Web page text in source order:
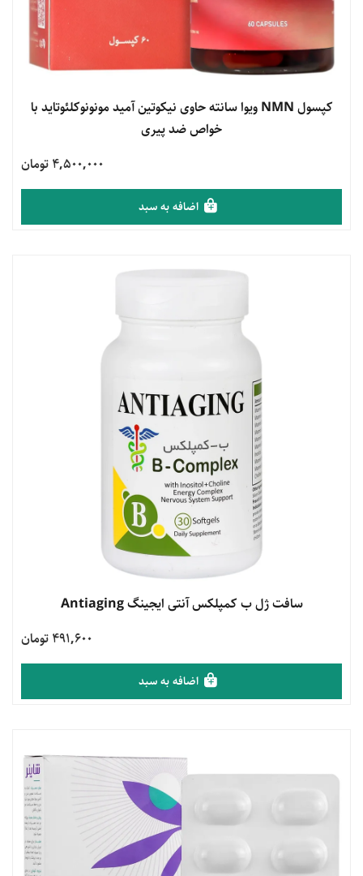
مشاهده محصول کپسول NMN ویوا سانته حاوی نیکوتین آمید مونونوکلئوتاید با
خواص ضد پیری
4,500,000 تومان
اضافه به سبد
مشاهده محصول
سافت ژل ب کمپلکس آنتی ایجینگ Antiaging
491,600 تومان
اضافه به سبد